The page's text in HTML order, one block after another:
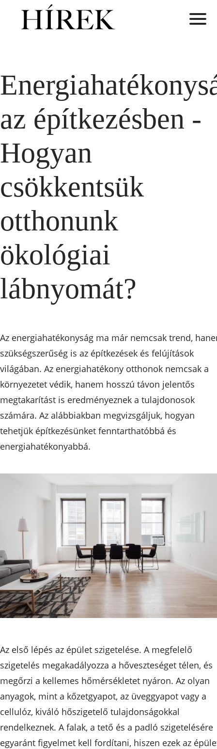
az építkezésben -
Hogyan
csökkentsük
otthonunk
ökológiai
lábnyomát?
Az energiahatékonyság ma már nemcsak trend,
szükségszerűség is az építkezések és felújítások
világában. Az energiahatékony otthonok nemcsak a
környezetet védik, hanem hosszú távon jelentős
megtakarítást is eredményeznek a tulajdonosok
számára. Az alábbiakban megvizsgáljuk, hogyan
tehetjük építkezésünket fenntarthatóbbá és
energiahatékonyabbá.
Az első lépés az épület szigetelése. A megfelelő
szigetelés megakadályozza a hőveszteséget télen, és
megőrzi a kellemes hőmérsékletet nyáron. Az olyan
anyagok, mint a kőzetgyapot, az üveggyapot vagy a
cellulóz, kiváló hőszigetelő tulajdonságokkal
rendelkeznek. A falak, a tető és a padló szigetelésére
egyaránt figyelmet kell fordítani, hiszen ezek az